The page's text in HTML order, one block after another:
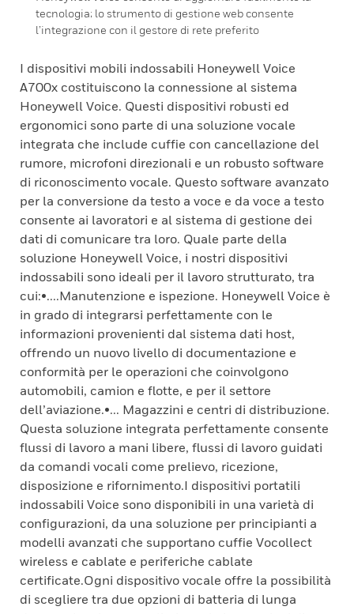
tecnologia; lo strumento di gestione web consente
l’integrazione con il gestore di rete preferito
I dispositivi mobili indossabili Honeywell Voice
A700x costituiscono la connessione al sistema
Honeywell Voice. Questi dispositivi robusti ed
ergonomici sono parte di una soluzione vocale
integrata che include cuffie con cancellazione del
rumore, microfoni direzionali e un robusto software
di riconoscimento vocale. Questo software avanzato
per la conversione da testo a voce e da voce a testo
consente ai lavoratori e al sistema di gestione dei
dati di comunicare tra loro. Quale parte della
soluzione Honeywell Voice, i nostri dispositivi
indossabili sono ideali per il lavoro strutturato, tra
cui:•....Manutenzione e ispezione. Honeywell Voice è
in grado di integrarsi perfettamente con le
informazioni provenienti dal sistema dati host,
offrendo un nuovo livello di documentazione e
conformità per le operazioni che coinvolgono
automobili, camion e flotte, e per il settore
dell’aviazione.•... Magazzini e centri di distribuzione.
Questa soluzione integrata perfettamente consente
flussi di lavoro a mani libere, flussi di lavoro guidati
da comandi vocali come prelievo, ricezione,
disposizione e rifornimento.I dispositivi portatili
indossabili Voice sono disponibili in una varietà di
configurazioni, da una soluzione per principianti a
modelli avanzati che supportano cuffie Vocollect
wireless e cablate e periferiche cablate
certificate.Ogni dispositivo vocale offre la possibilità
di scegliere tra due opzioni di batteria di lunga